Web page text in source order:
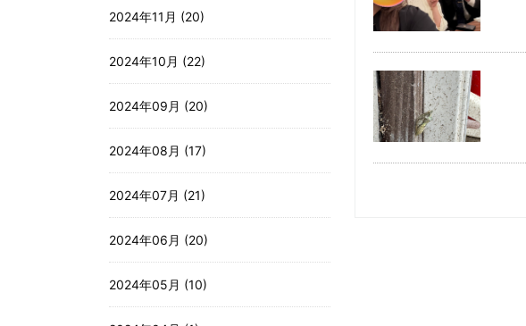
2024年11月 (20)
2024年10月 (22)
2024年09月 (20)
2024年08月 (17)
2024年07月 (21)
2024年06月 (20)
2024年05月 (10)